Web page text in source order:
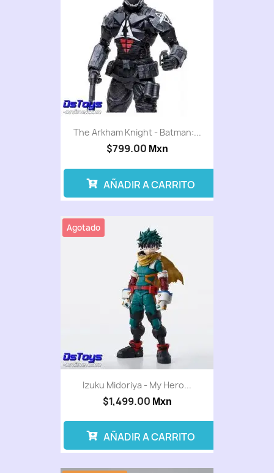
The Arkham Knight - Batman:...
$799.00 Mxn
AÑADIR A CARRITO
Izuku Midoriya - My Hero...
$1,499.00 Mxn
Agotado
AÑADIR A CARRITO